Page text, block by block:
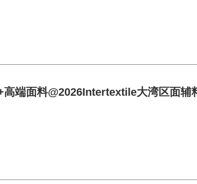
高端面料@2026Intertextile大湾区面辅